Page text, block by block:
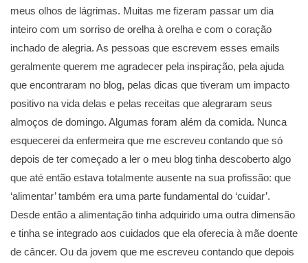
meus olhos de lágrimas. Muitas me fizeram passar um dia
inteiro com um sorriso de orelha à orelha e com o coração
inchado de alegria. As pessoas que escrevem esses emails
geralmente querem me agradecer pela inspiração, pela ajuda
que encontraram no blog, pelas dicas que tiveram um impacto
positivo na vida delas e pelas receitas que alegraram seus
almoços de domingo. Algumas foram além da comida. Nunca
esquecerei da enfermeira que me escreveu contando que só
depois de ter começado a ler o meu blog tinha descoberto algo
que até então estava totalmente ausente na sua profissão: que
‘alimentar’ também era uma parte fundamental do ‘cuidar’.
Desde então a alimentação tinha adquirido uma outra dimensão
e tinha se integrado aos cuidados que ela oferecia à mãe doente
de câncer. Ou da jovem que me escreveu contando que depois